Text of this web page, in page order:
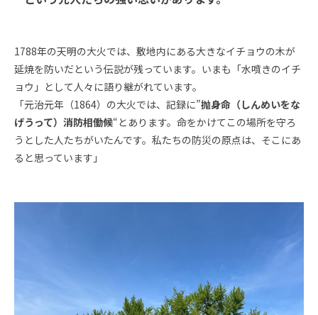
1788年の天明の大火では、敷地内にある大きなイチョウの木が
延焼を防いだという伝説が残っています。いまも「水噴きのイチ
ョウ」として人々に語り継がれています。
「元治元年（1864）の大火では、記録に”抛身命（しんめいをな
げうって）消防相働候“とあります。命をかけてこの場所を守ろ
うとした人たちがいたんです。私たちの防災の原点は、そこにあ
ると思っています」